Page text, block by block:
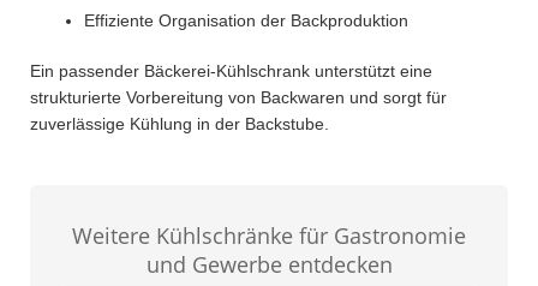
Effiziente Organisation der Backproduktion
Ein passender Bäckerei-Kühlschrank unterstützt eine
strukturierte Vorbereitung von Backwaren und sorgt für
zuverlässige Kühlung in der Backstube.
Weitere Kühlschränke für Gastronomie
und Gewerbe entdecken